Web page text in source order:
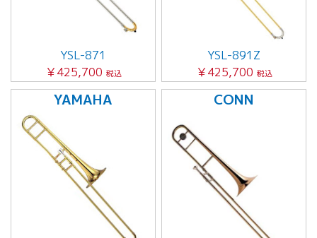
YSL-871
￥425,700 税込
YSL-891Z
￥425,700 税込
YAMAHA CONN